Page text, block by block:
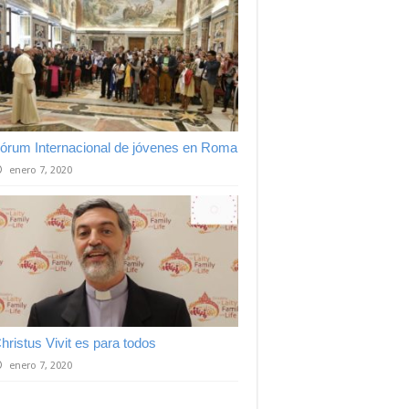
Internacional de jóvenes en Roma
enero 7, 2020
Vivit es para todos
enero 7, 2020